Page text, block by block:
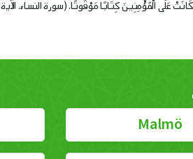
عَلَى الْمُؤْمِنِينَ كِتَابًا مَوْقُوتًا. (سورة النساء. الآية 103)
Malmö